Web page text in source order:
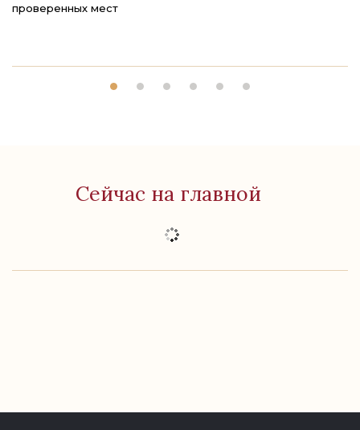
проверенных мест
Сейчас на главной